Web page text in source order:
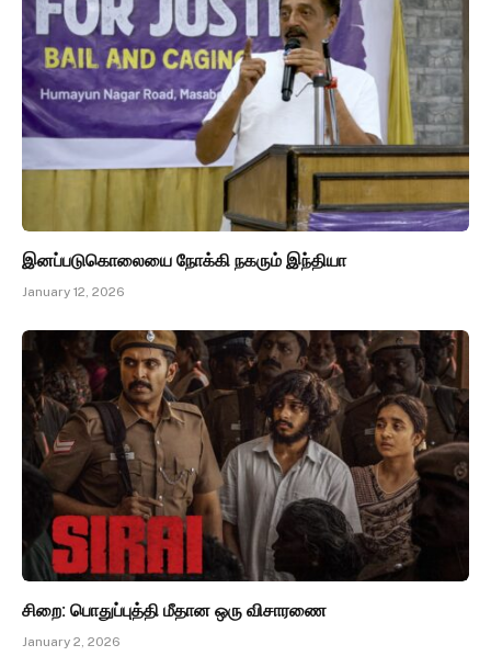
இனப்படுகொலையை நோக்கி நகரும் இந்தியா
January 12, 2026
சிறை: பொதுப்புத்தி மீதான ஒரு விசாரணை
January 2, 2026